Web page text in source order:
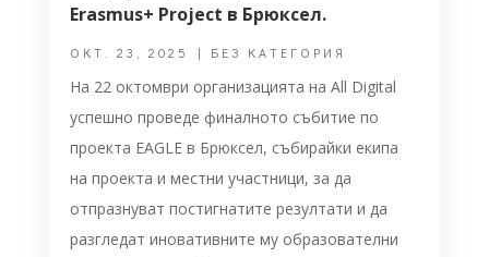
Erasmus+ Project в Брюксел.
ОКТ. 23, 2025 | БЕЗ КАТЕГОРИЯ
На 22 октомври организацията на All Digital
успешно проведе финалното събитие по
проекта EAGLE в Брюксел, събирайки екипа
на проекта и местни участници, за да
отпразнуват постигнатите резултати и да
разгледат иновативните му образователни